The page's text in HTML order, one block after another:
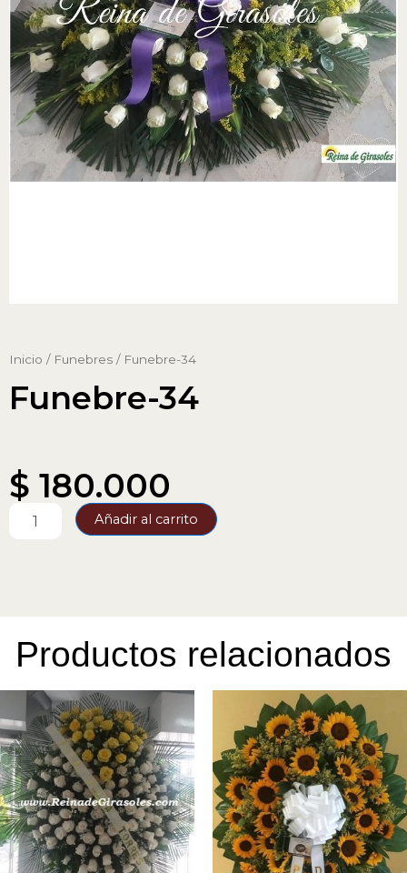
Inicio / Funebres / Funebre-34
Funebre-34
$ 180.000
Añadir al carrito
Productos relacionados